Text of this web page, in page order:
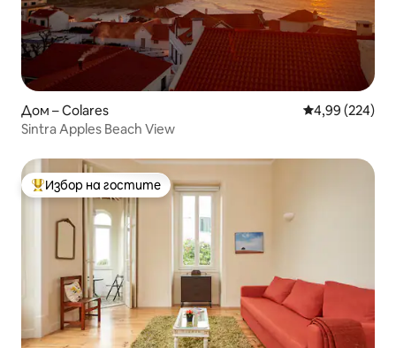
Дом – Colares Средна
4,99 (224)
Sintra Apples Beach View
Най-популярен избор на гостите
Избор на гостите